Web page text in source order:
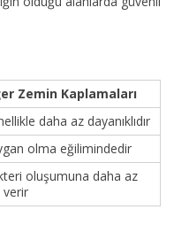
Zemin Kaplamaları
daha az dayanıklıdır
olma eğilimindedir
oluşumuna daha az
verir